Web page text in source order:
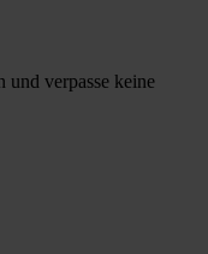
und verpasse keine